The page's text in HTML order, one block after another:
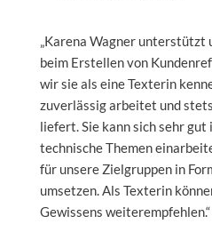
„Karena Wagner unterstützt
beim Erstellen von
wir sie als eine Texterin
zuverlässig arbeitet und
liefert. Sie kann sich sehr gut
technische Themen
für unsere Zielgruppen in
umsetzen. Als Texterin
Gewissens weiterempfehlen.“